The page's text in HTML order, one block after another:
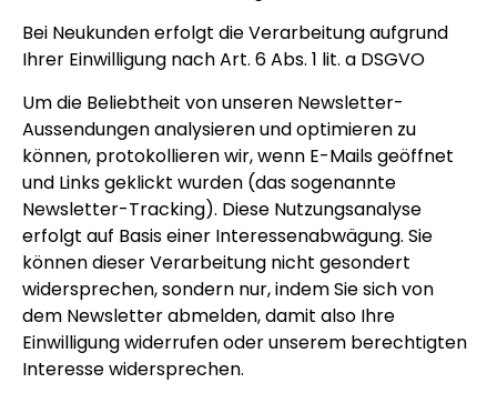
Bei Neukunden erfolgt die Verarbeitung aufgrund
Ihrer Einwilligung nach Art. 6 Abs. 1 lit. a DSGVO
Um die Beliebtheit von unseren Newsletter-
Aussendungen analysieren und optimieren zu
können, protokollieren wir, wenn E-Mails geöffnet
und Links geklickt wurden (das sogenannte
Newsletter-Tracking). Diese Nutzungsanalyse
erfolgt auf Basis einer Interessenabwägung. Sie
können dieser Verarbeitung nicht gesondert
widersprechen, sondern nur, indem Sie sich von
dem Newsletter abmelden, damit also Ihre
Einwilligung widerrufen oder unserem berechtigten
Interesse widersprechen.